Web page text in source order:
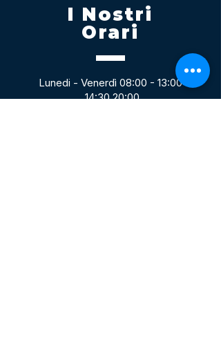
I Nostri
Orari
Lunedi - Venerdì 08:00 - 13:00
14:30 20:00